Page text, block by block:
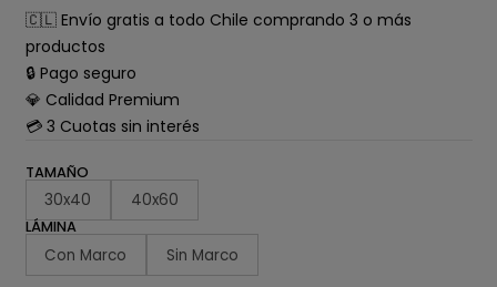
🇨🇱 Envío gratis a todo Chile comprando 3 o más
productos
🔒 Pago seguro
💎 Calidad Premium
💳 3 Cuotas sin interés
TAMAÑO
30x40 40x60
LÁMINA
Con Marco Sin Marco